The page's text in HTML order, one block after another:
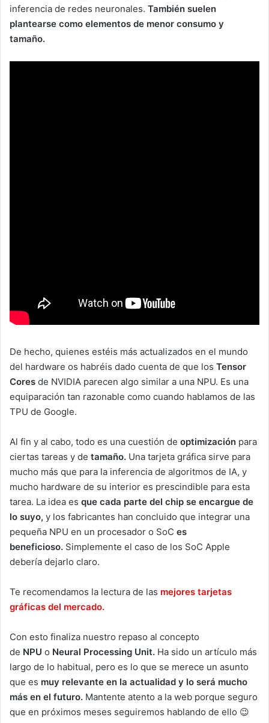
inferencia de redes neuronales. También suelen
plantearse como elementos de menor consumo y
tamaño.
De hecho, quienes estéis más actualizados en el mundo
del hardware os habréis dado cuenta de que los Tensor
Cores de NVIDIA parecen algo similar a una NPU. Es una
equiparación tan razonable como cuando hablamos de las
TPU de Google.
Al fin y al cabo, todo es una cuestión de optimización para
ciertas tareas y de tamaño. Una tarjeta gráfica sirve para
mucho más que para la inferencia de algoritmos de IA, y
mucho hardware de su interior es prescindible para esta
tarea. La idea es que cada parte del chip se encargue de
lo suyo, y los fabricantes han concluido que integrar una
pequeña NPU en un procesador o SoC es
beneficioso. Simplemente el caso de los SoC Apple
debería dejarlo claro.
Te recomendamos la lectura de las mejores tarjetas
gráficas del mercado.
Con esto finaliza nuestro repaso al concepto
de NPU o Neural Processing Unit. Ha sido un artículo más
largo de lo habitual, pero es lo que se merece un asunto
que es muy relevante en la actualidad y lo será mucho
más en el futuro. Mantente atento a la web porque seguro
que en próximos meses seguiremos hablando de ello 😉